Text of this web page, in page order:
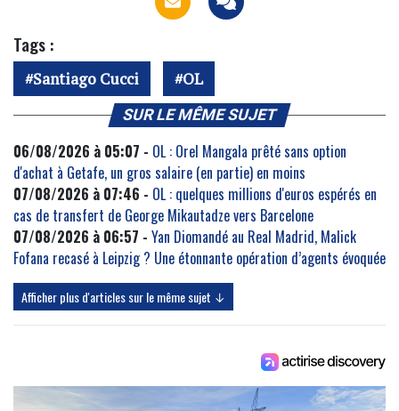
Tags :
Santiago Cucci OL
SUR LE MÊME SUJET
06/08/2026 à 05:07 - OL : Orel Mangala prêté sans option
d'achat à Getafe, un gros salaire (en partie) en moins
07/08/2026 à 07:46 - OL : quelques millions d'euros espérés en
cas de transfert de George Mikautadze vers Barcelone
07/08/2026 à 06:57 - Yan Diomandé au Real Madrid, Malick
Fofana recasé à Leipzig ? Une étonnante opération d’agents évoquée
Afficher plus d'articles sur le même sujet ↓